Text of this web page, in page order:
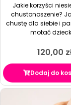
Jakie korzyści
chustonoszenie?
chustę dla siebie i
motać
120,00
Dodaj do